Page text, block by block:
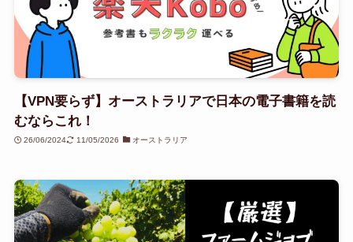
【VPN要らず】オーストラリアで日本の電子書籍を読
むならこれ！
26/06/2024 11/05/2026 オーストラリア